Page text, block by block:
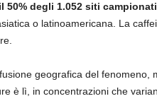
degli 1.052 siti
o latinoamericana. La
geografica del fenomeno,
è lì, in concentrazioni che